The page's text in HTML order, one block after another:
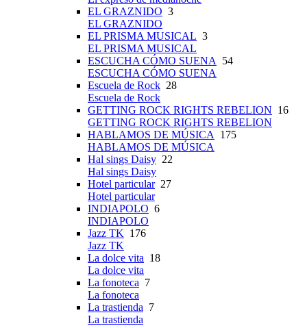
EL GRAZNIDO 3
EL GRAZNIDO
EL PRISMA MUSICAL 3
EL PRISMA MUSICAL
ESCUCHA CÓMO SUENA 54
ESCUCHA CÓMO SUENA
Escuela de Rock 28
Escuela de Rock
GETTING ROCK RIGHTS REBELION 16
GETTING ROCK RIGHTS REBELION
HABLAMOS DE MÚSICA 175
HABLAMOS DE MÚSICA
Hal sings Daisy 22
Hal sings Daisy
Hotel particular27
Hotel particular
INDIAPOLO 6
INDIAPOLO
Jazz TK 176
Jazz TK
La dolce vita 18
La dolce vita
La fonoteca 7
La fonoteca
La trastienda 7
La trastienda